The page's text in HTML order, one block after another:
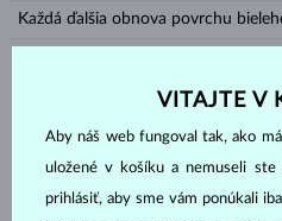
Každá ďalšia obnova povrchu
*U bieleho zlata sa opätovne nanáša
VITAJTE V
Aby náš web fungoval tak, ako
uložené v košíku a nemuseli ste
prihlásiť, aby sme vám ponúkali